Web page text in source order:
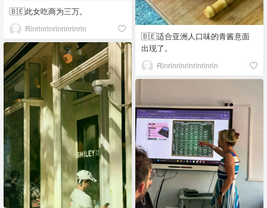
🇧🇪此女吃商为三万。
Rinrinrinrinrinrinrin
🇧🇪适合亚洲人口味的青酱意面
出现了。
Rinrinrinrinrinrinrin